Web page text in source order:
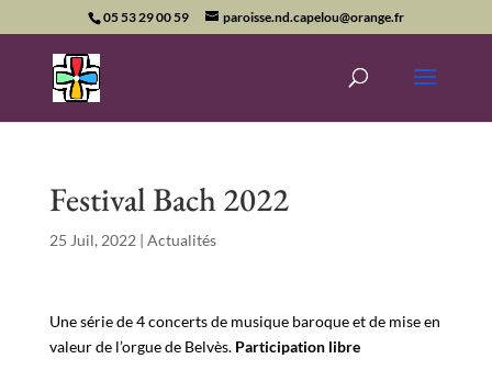
05 53 29 00 59 paroisse.nd.capelou@orange.fr
Festival Bach 2022
25 Juil, 2022 | Actualités
Une série de 4 concerts de musique baroque et de mise en
valeur de l’orgue de Belvès. Participation libre